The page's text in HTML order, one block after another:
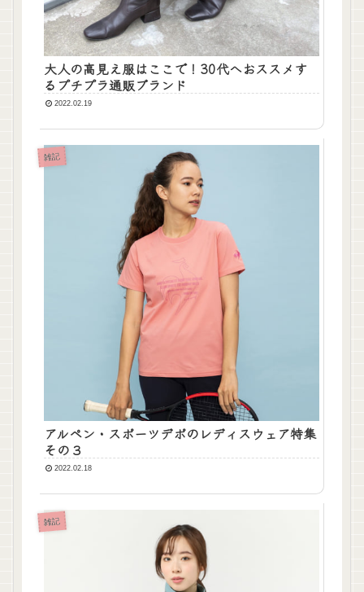
大人の高見え服はここで！30代へおススメす
るプチプラ通販ブランド
2022.02.19
雑記
アルペン・スポーツデポのレディスウェア特集
その３
2022.02.18
雑記